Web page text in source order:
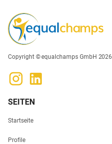
Copyright © equalchamps GmbH 2026
SEITEN
Startseite
Profile